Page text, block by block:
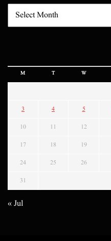
M T W
3 4 5
10 11 12
17 18 19
24 25 26
31
« Jul